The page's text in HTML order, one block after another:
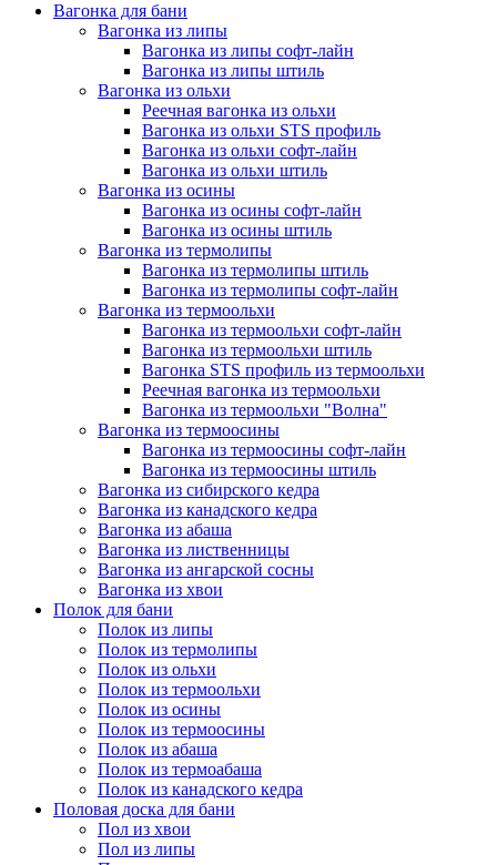
Вагонка для бани
Вагонка из липы
Вагонка из липы софт-лайн
Вагонка из липы штиль
Вагонка из ольхи
Реечная вагонка из ольхи
Вагонка из ольхи STS профиль
Вагонка из ольхи софт-лайн
Вагонка из ольхи штиль
Вагонка из осины
Вагонка из осины софт-лайн
Вагонка из осины штиль
Вагонка из термолипы
Вагонка из термолипы штиль
Вагонка из термолипы софт-лайн
Вагонка из термоольхи
Вагонка из термоольхи софт-лайн
Вагонка из термоольхи штиль
Вагонка STS профиль из термоольхи
Реечная вагонка из термоольхи
Вагонка из термоольхи "Волна"
Вагонка из термоосины
Вагонка из термоосины софт-лайн
Вагонка из термоосины штиль
Вагонка из сибирского кедра
Вагонка из канадского кедра
Вагонка из абаша
Вагонка из лиственницы
Вагонка из ангарской сосны
Вагонка из хвои
Полок для бани
Полок из липы
Полок из термолипы
Полок из ольхи
Полок из термоольхи
Полок из осины
Полок из термоосины
Полок из абаша
Полок из термоабаша
Полок из канадского кедра
Половая доска для бани
Пол из хвои
Пол из липы